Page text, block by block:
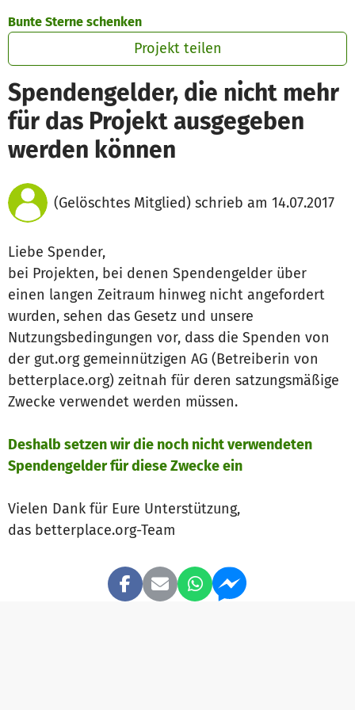
Bunte Sterne schenken
Projekt teilen
Spendengelder, die nicht mehr
für das Projekt ausgegeben
werden können
(Gelöschtes Mitglied) schrieb am 14.07.2017
Liebe Spender,
bei Projekten, bei denen Spendengelder über
einen langen Zeitraum hinweg nicht angefordert
wurden, sehen das Gesetz und unsere
Nutzungsbedingungen vor, dass die Spenden von
der gut.org gemeinnützigen AG (Betreiberin von
betterplace.org) zeitnah für deren satzungsmäßige
Zwecke verwendet werden müssen.
Deshalb setzen wir die noch nicht verwendeten
Spendengelder für diese Zwecke ein
Vielen Dank für Eure Unterstützung,
das betterplace.org-Team